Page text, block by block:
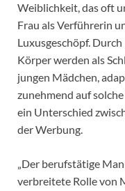
Weiblichkeit, das oft
Frau als Verführerin
Luxusgeschöpf.
Körper werden als
jungen Mädchen,
zunehmend auf
ein Unterschied
der Werbung.
„Der berufstätige
verbreitete Rolle von